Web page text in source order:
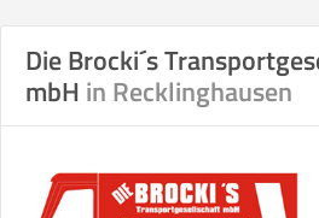
Die Brocki´s
mbH in Recklinghausen